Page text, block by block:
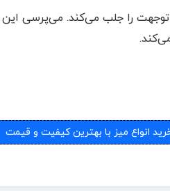
را جلب می‌کند. می‌پرسی
انواع میز با بهترین کیفیت و قیمت